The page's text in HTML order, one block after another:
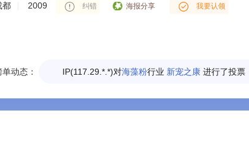
都 2009 纠错 海报分享 我要认领
单动态： IP(117.29.*.*)对海藻粉行业 新宠之康 进行了投票
IP(120.242.*.*)对营养膏行业新宠之康进行了投票